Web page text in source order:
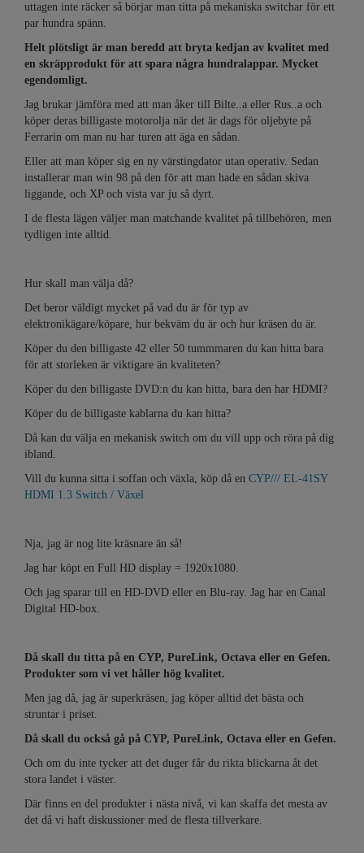
uttagen inte räcker så börjar man titta på mekaniska switchar för ett
par hundra spänn.
Helt plötsligt är man beredd att bryta kedjan av kvalitet med
en skräpprodukt för att spara några hundralappar. Mycket
egendomligt.
Jag brukar jämföra med att man åker till Bilte..a eller Rus..a och
köper deras billigaste motorolja när det är dags för oljebyte på
Ferrarin om man nu har turen att äga en sådan.
Eller att man köper sig en ny värstingdator utan operativ. Sedan
installerar man win 98 på den för att man hade en sådan skiva
liggande, och XP och vista var ju så dyrt.
I de flesta lägen väljer man matchande kvalitet på tillbehören, men
tydligen inte alltid.
Hur skall man välja då?
Det beror väldigt mycket på vad du är för typ av
elektronikägare/köpare, hur bekväm du är och hur kräsen du är.
Köper du den billigaste 42 eller 50 tummmaren du kan hitta bara
för att storleken är viktigare än kvaliteten?
Köper du den billigaste DVD:n du kan hitta, bara den har HDMI?
Köper du de billigaste kablarna du kan hitta?
Då kan du välja en mekanisk switch om du vill upp och röra på dig
ibland.
Vill du kunna sitta i soffan och växla, köp då en CYP/// EL-41SY
HDMI 1.3 Switch / Växel
Nja, jag är nog lite kräsnare än så!
Jag har köpt en Full HD display = 1920x1080.
Och jag sparar till en HD-DVD eller en Blu-ray. Jag har en Canal
Digital HD-box.
Då skall du titta på en CYP, PureLink, Octava eller en Gefen.
Produkter som vi vet håller hög kvalitet.
Men jag då, jag är superkräsen, jag köper alltid det bästa och
struntar i priset.
Då skall du också gå på CYP, PureLink, Octava eller en Gefen.
Och om du inte tycker att det duger får du rikta blickarna åt det
stora landet i väster.
Där finns en del produkter i nästa nivå, vi kan skaffa det mesta av
det då vi haft diskussioner med de flesta tillverkare.